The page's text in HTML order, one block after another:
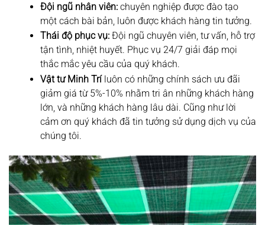
Đội ngũ nhân viên:chuyên nghiệp được đào tạo
một cách bài bản, luôn được khách hàng tin tưởng.
Thái độ phục vụ:Đội ngũ chuyên viên, tư vấn, hỗ trợ
tận tình, nhiệt huyết. Phục vụ 24/7 giải đáp mọi
thắc mắc yêu cầu của quý khách.
Vật tư Minh Tríluôn có những chính sách ưu đãi
giảm giá từ 5%-10% nhằm tri ân những khách hàng
lớn, và những khách hàng lâu dài. Cũng như lời
cảm ơn quý khách đã tin tưởng sử dụng dịch vụ của
chúng tôi.